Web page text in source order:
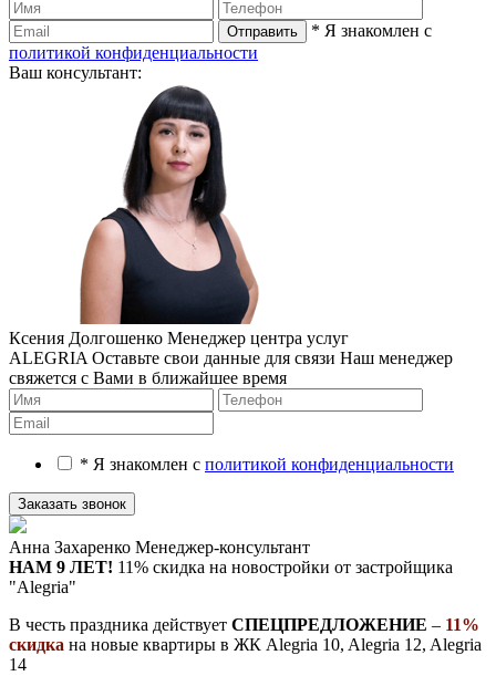
* Я знакомлен с
политикой конфиденциальности
Ваш консультант:
Ксения Долгошенко Менеджер центра услуг
ALEGRIA Оставьте свои данные для связи Наш менеджер
свяжется с Вами в ближайшее время
* Я знакомлен с политикой конфиденциальности
Анна Захаренко Менеджер-консультант
НАМ 9 ЛЕТ! 11% скидка на новостройки от застройщика
"Alegria"
В честь праздника действует СПЕЦПРЕДЛОЖЕНИЕ – 11%
скидка на новые квартиры в ЖК Alegria 10, Alegria 12, Alegria
14